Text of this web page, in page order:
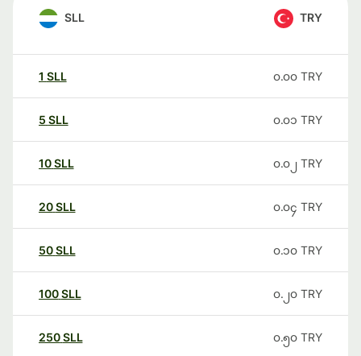
SLL TRY
1 SLL ၀.၀၀ TRY
5 SLL ၀.၀၁ TRY
10SLL ၀.၀၂ TRY
20SLL ၀.၀၄ TRY
50SLL ၀.၁၀ TRY
100SLL ၀.၂၀ TRY
250SLL ၀.၅၀ TRY